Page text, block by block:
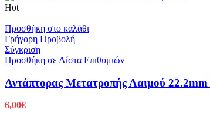
Hot
Προσθήκη στο καλάθι
Γρήγορη Προβολή
Σύγκριση
Προσθήκη σε Λίστα Επιθυμιών
Αντάπτορας Μετατροπής Λαιμού
6,00€